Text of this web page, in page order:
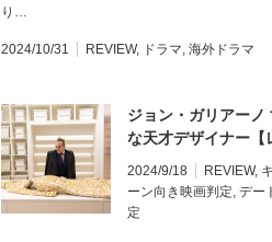
り…
2024/10/31 REVIEW, ドラマ, 海外ドラマ
ジョン・ガリアーノ
な天才デザイナー【
2024/9/18 REVIEW,
ーン向き映画判定, デー
定